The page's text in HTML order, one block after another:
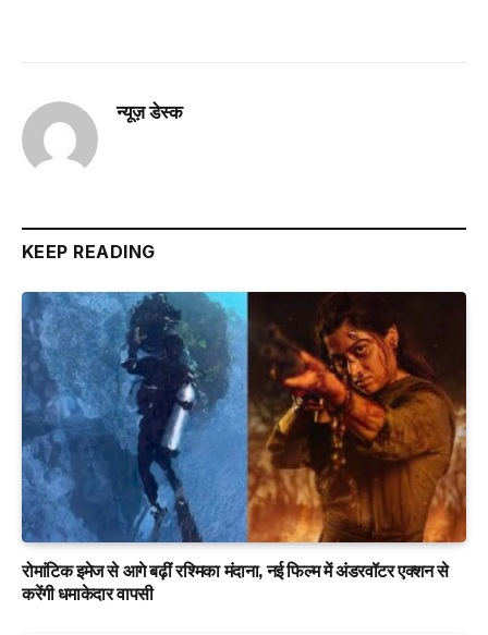
न्यूज़ डेस्क
KEEP READING
रोमांटिक इमेज से आगे बढ़ीं रश्मिका मंदाना, नई फिल्म में अंडरवॉटर एक्शन से
करेंगी धमाकेदार वापसी